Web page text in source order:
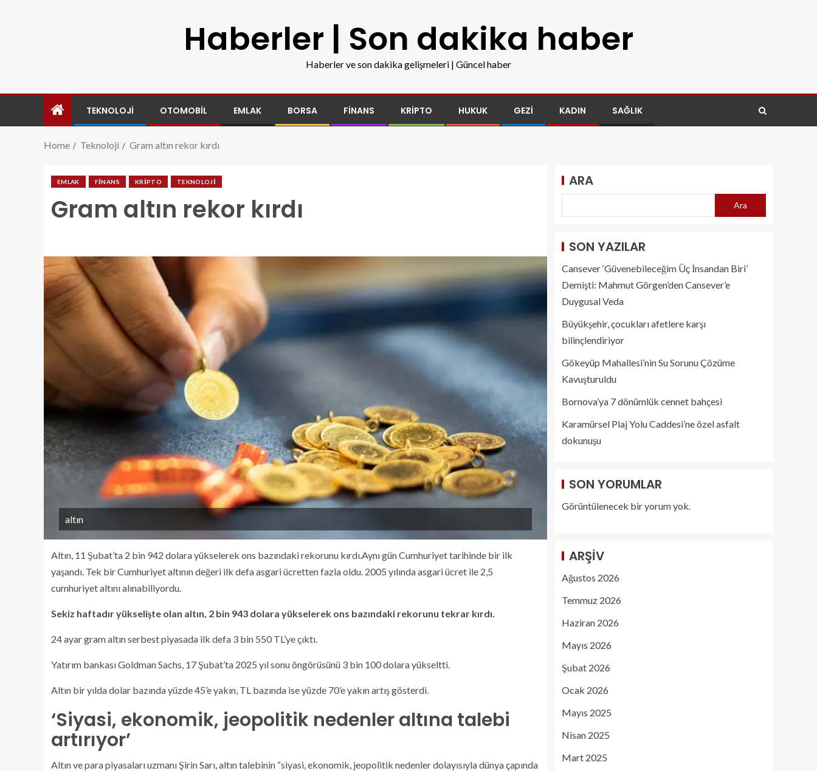
Haberler | Son dakika haber
Haberler ve son dakika gelişmeleri | Güncel haber
TEKNOLOJI OTOMOBIL EMLAK BORSA FINANS KRIPTO HUKUK GEZI KADIN SAĞLIK
Home Teknoloji Gram altın rekor kırdı
EMLAK FINANS KRIPTO TEKNOLOJI
Gram altın rekor kırdı
altın
Altın, 11 Şubat’ta 2 bin 942 dolara yükselerek ons bazındaki rekorunu kırdı.Aynı gün Cumhuriyet tarihinde bir ilk
yaşandı. Tek bir Cumhuriyet altının değeri ilk defa asgari ücretten fazla oldu. 2005 yılında asgari ücret ile 2,5
cumhuriyet altını alınabiliyordu.
Sekiz haftadır yükselişte olan altın, 2 bin 943 dolara yükselerek ons bazındaki rekorunu tekrar kırdı.
24 ayar gram altın serbest piyasada ilk defa 3 bin 550 TL’ye çıktı.
Yatırım bankası Goldman Sachs, 17 Şubat’ta 2025 yıl sonu öngörüsünü 3 bin 100 dolara yükseltti.
Altın bir yılda dolar bazında yüzde 45’e yakın, TL bazında ise yüzde 70’e yakın artış gösterdi.
‘Siyasi, ekonomik, jeopolitik nedenler altına talebi
artırıyor’
Altın ve para piyasaları uzmanı Şirin Sarı, altın talebinin “siyasi, ekonomik, jeopolitik nedenler dolayısıyla dünya çapında
ARA
Ara
SON YAZILAR
Cansever ‘Güvenebileceğim Üç İnsandan Biri’
Demişti: Mahmut Görgen’den Cansever’e
Duygusal Veda
Büyükşehir, çocukları afetlere karşı
bilinçlendiriyor
Gökeyüp Mahallesi’nin Su Sorunu Çözüme
Kavuşturuldu
Bornova’ya 7 dönümlük cennet bahçesi
Karamürsel Plaj Yolu Caddesi’ne özel asfalt
dokunuşu
SON YORUMLAR
Görüntülenecek bir yorum yok.
ARŞIV
Ağustos 2026
Temmuz 2026
Haziran 2026
Mayıs 2026
Şubat 2026
Ocak 2026
Mayıs 2025
Nisan 2025
Mart 2025